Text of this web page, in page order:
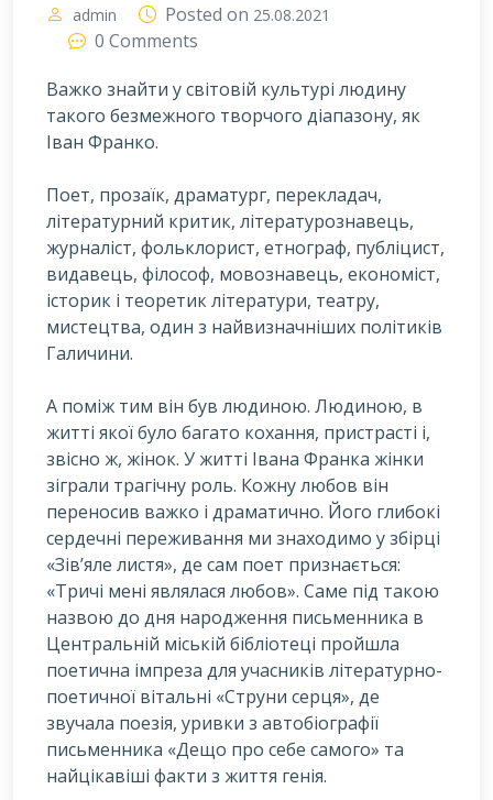
admin Posted on 25.08.2021
0 Comments
Важко знайти у світовій культурі людину
такого безмежного творчого діапазону, як
Іван Франко.
Поет, прозаїк, драматург, перекладач,
літературний критик, літературознавець,
журналіст, фольклорист, етнограф, публіцист,
видавець, філософ, мовознавець, економіст,
історик і теоретик літератури, театру,
мистецтва, один з найвизначніших політиків
Галичини.
А поміж тим він був людиною. Людиною, в
житті якої було багато кохання, пристрасті і,
звісно ж, жінок. У житті Івана Франка жінки
зіграли трагічну роль. Кожну любов він
переносив важко і драматично. Його глибокі
сердечні переживання ми знаходимо у збірці
«Зів’яле листя», де сам поет признається:
«Тричі мені являлася любов». Саме під такою
назвою до дня народження письменника в
Центральній міській бібліотеці пройшла
поетична імпреза для учасників літературно-
поетичної вітальні «Струни серця», де
звучала поезія, уривки з автобіографії
письменника «Дещо про себе самого» та
найцікавіші факти з життя генія.